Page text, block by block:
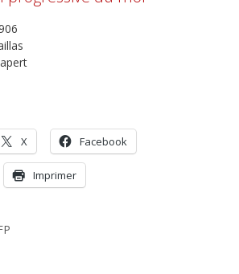
X Facebook
Imprimer